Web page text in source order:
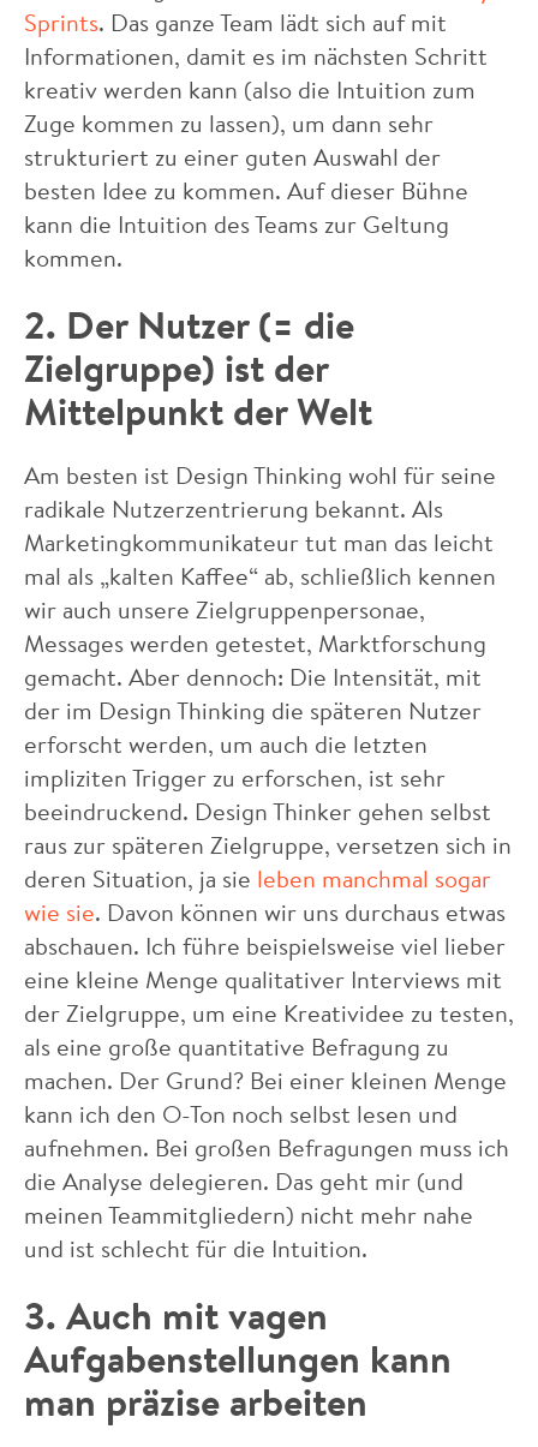
Sprints. Das ganze Team lädt sich auf mit
Informationen, damit es im nächsten Schritt
kreativ werden kann (also die Intuition zum
Zuge kommen zu lassen), um dann sehr
strukturiert zu einer guten Auswahl der
besten Idee zu kommen. Auf dieser Bühne
kann die Intuition des Teams zur Geltung
kommen.
2. Der Nutzer (= die
Zielgruppe) ist der
Mittelpunkt der Welt
Am besten ist Design Thinking wohl für seine
radikale Nutzerzentrierung bekannt. Als
Marketingkommunikateur tut man das leicht
mal als „kalten Kaffee“ ab, schließlich kennen
wir auch unsere Zielgruppenpersonae,
Messages werden getestet, Marktforschung
gemacht. Aber dennoch: Die Intensität, mit
der im Design Thinking die späteren Nutzer
erforscht werden, um auch die letzten
impliziten Trigger zu erforschen, ist sehr
beeindruckend. Design Thinker gehen selbst
raus zur späteren Zielgruppe, versetzen sich in
deren Situation, ja sie leben manchmal sogar
wie sie. Davon können wir uns durchaus etwas
abschauen. Ich führe beispielsweise viel lieber
eine kleine Menge qualitativer Interviews mit
der Zielgruppe, um eine Kreatividee zu testen,
als eine große quantitative Befragung zu
machen. Der Grund? Bei einer kleinen Menge
kann ich den O-Ton noch selbst lesen und
aufnehmen. Bei großen Befragungen muss ich
die Analyse delegieren. Das geht mir (und
meinen Teammitgliedern) nicht mehr nahe
und ist schlecht für die Intuition.
3. Auch mit vagen
Aufgabenstellungen kann
man präzise arbeiten